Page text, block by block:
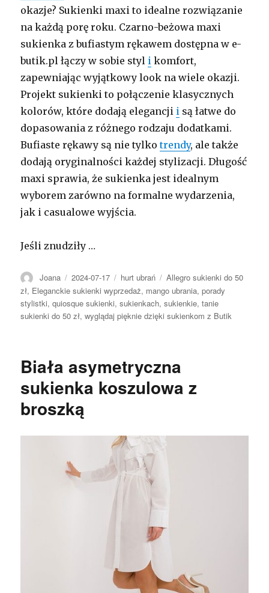
okazje? Sukienki maxi to idealne rozwiązanie
na każdą porę roku. Czarno-beżowa maxi
sukienka z bufiastym rękawem dostępna w e-
butik.pl łączy w sobie styl i komfort,
zapewniając wyjątkowy look na wiele okazji.
Projekt sukienki to połączenie klasycznych
kolorów, które dodają elegancji i są łatwe do
dopasowania z różnego rodzaju dodatkami.
Bufiaste rękawy są nie tylkotrendy, ale także
dodają oryginalności każdej stylizacji. Długość
maxi sprawia, że sukienka jest idealnym
wyborem zarówno na formalne wydarzenia,
jak i casualowe wyjścia.
Jeśli znudziły …
Autor
Joana Opublikowano
2024-07-17 Kategorie
hurt ubrań Tagi
Allegro sukienki do 50
zł, Eleganckie sukienki wyprzedaż, mango ubrania,porady
stylistki,quiosque sukienki,sukienkach,sukienkie,tanie
sukienki do 50 zł,wyglądaj pięknie dzięki sukienkom z Butik
Biała asymetryczna
sukienka koszulowa z
broszką